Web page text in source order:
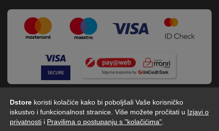
Dstore koristi kolačiće kako bi poboljšali Vaše korisničko
iskustvo i funkcionalnost stranice. Više možete pročitati u Izjavi o
privatnosti i Pravilima o postupanju s "kolačićima"